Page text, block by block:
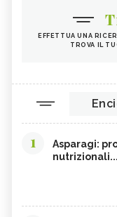
EFFETTUA UNA
TROVA IL
1
Asparagi:
nutrizionali...